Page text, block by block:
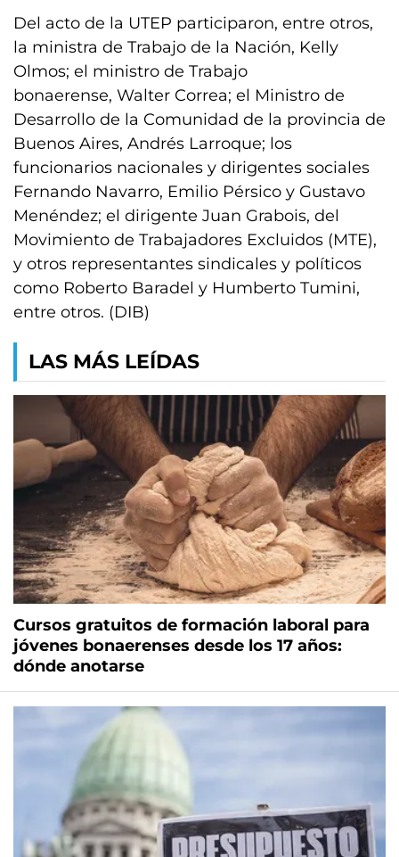
Del acto de la UTEP participaron, entre otros,
la ministra de Trabajo de la Nación, Kelly
Olmos; el ministro de Trabajo
bonaerense, Walter Correa; el Ministro de
Desarrollo de la Comunidad de la provincia de
Buenos Aires, Andrés Larroque; los
funcionarios nacionales y dirigentes sociales
Fernando Navarro, Emilio Pérsico y Gustavo
Menéndez; el dirigente Juan Grabois, del
Movimiento de Trabajadores Excluidos (MTE),
y otros representantes sindicales y políticos
como Roberto Baradel y Humberto Tumini,
entre otros. (DIB)
LAS MÁS LEÍDAS
Cursos gratuitos de formación laboral para
jóvenes bonaerenses desde los 17 años:
dónde anotarse